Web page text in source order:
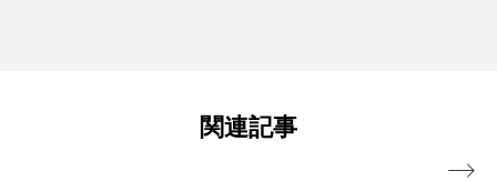
関連記事
